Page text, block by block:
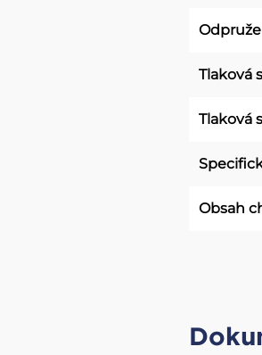
Tlaková
Tlaková
Obsah